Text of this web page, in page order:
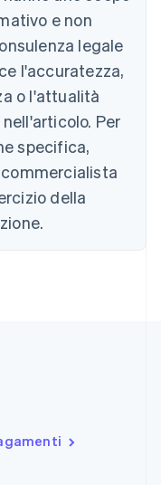
e non
legale
l'accuratezza,
o l'attualità
Per
specifica,
della